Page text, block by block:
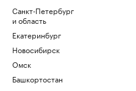
Санкт-Петербург
и область
Екатеринбург
Новосибирск
Омск
Башкортостан